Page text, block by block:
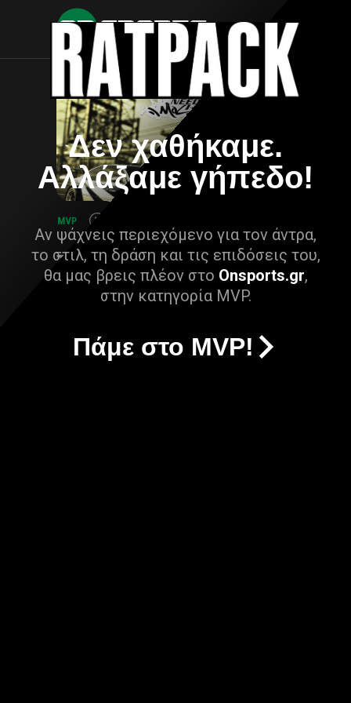
Δεν χαθήκαμε.
Αλλάξαμε γήπεδο!
Αν ψάχνεις περιεχόμενο για τον άντρα,
το στιλ, τη δράση και τις επιδόσεις του,
θα μας βρεις πλέον στο Onsports.gr,
στην κατηγορία MVP.
Πάμε στο MVP!